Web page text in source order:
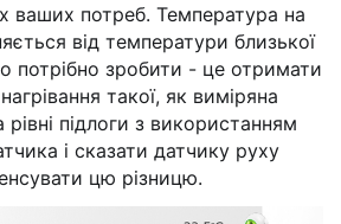
ваших потреб. Температура на
від температури близької
потрібно зробити - це отримати
такої, як виміряна
підлоги з використанням
і сказати датчику руху
цю різницю.